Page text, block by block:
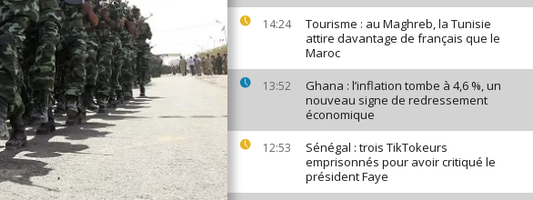
14:24
Tourisme : au Maghreb, la Tunisie
attire davantage de français que le
Maroc
13:52
Ghana : l’inflation tombe à 4,6 %, un
nouveau signe de redressement
économique
12:53
Sénégal : trois TikTokeurs
emprisonnés pour avoir critiqué le
président Faye